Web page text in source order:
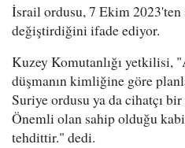
İsrail ordusu, 7 Ekim
değiştirdiğini ifade ediyor.
Kuzey Komutanlığı yetkilisi,
düşmanın kimliğine göre
Suriye ordusu ya da cihatçı
Önemli olan sahip olduğu
tehdittir." dedi.